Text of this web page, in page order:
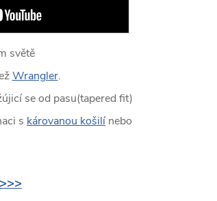
světě
Wrangler.
se od pasu(tapered fit)
s károvanou košilínebo